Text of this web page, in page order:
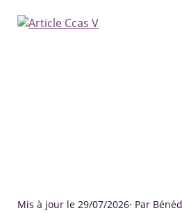
Mis à jour le 29/07/2026· Par